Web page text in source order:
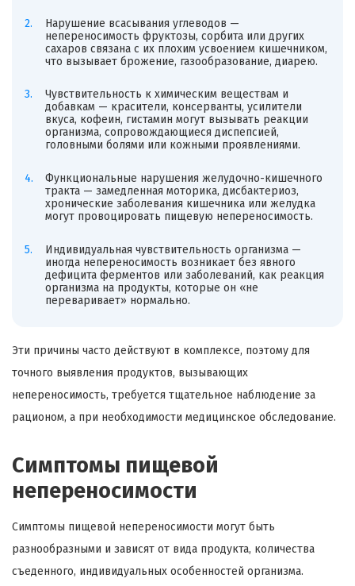
Нарушение всасывания углеводов —
непереносимость фруктозы, сорбита или других
сахаров связана с их плохим усвоением кишечником,
что вызывает брожение, газообразование, диарею.
Чувствительность к химическим веществам и
добавкам — красители, консерванты, усилители
вкуса, кофеин, гистамин могут вызывать реакции
организма, сопровождающиеся диспепсией,
головными болями или кожными проявлениями.
Функциональные нарушения желудочно-кишечного
тракта — замедленная моторика, дисбактериоз,
хронические заболевания кишечника или желудка
могут провоцировать пищевую непереносимость.
Индивидуальная чувствительность организма —
иногда непереносимость возникает без явного
дефицита ферментов или заболеваний, как реакция
организма на продукты, которые он «не
переваривает» нормально.
Эти причины часто действуют в комплексе, поэтому для
точного выявления продуктов, вызывающих
непереносимость, требуется тщательное наблюдение за
рационом, а при необходимости медицинское обследование.
Симптомы пищевой
непереносимости
Симптомы пищевой непереносимости могут быть
разнообразными и зависят от вида продукта, количества
съеденного, индивидуальных особенностей организма.